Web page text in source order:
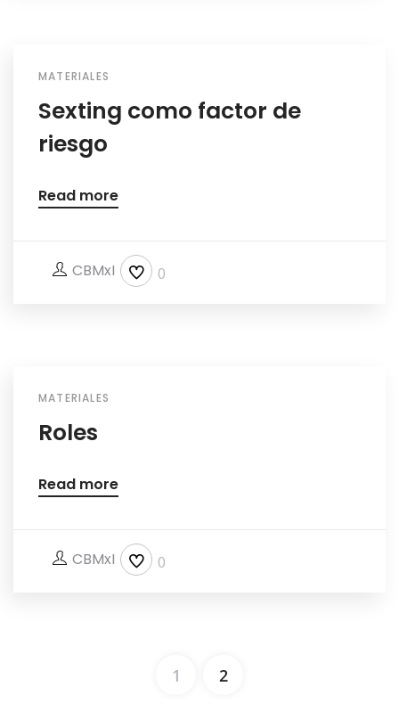
MATERIALES
Sexting como factor de
riesgo
Read more
CBMxI 0
MATERIALES
Roles
Read more
CBMxI 0
1 2